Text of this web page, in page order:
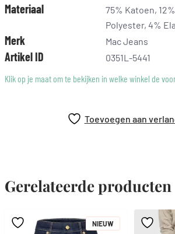
DREAM wonder light denim
hoogelastisch denim met modal
zeer lichte kwaliteit
bijzonder zachte touch
figuurvormend shaping-effect
uitstekende vormvaste rek
hoog draagcomfort
Materiaal
75% Katoen,
Polyester, 4%
Merk Mac Jeans
Artikel ID
0351L-5441
Klik op je maat om te bekijken in welke winkel de
Toevoegen aan
Gerelateerde producten
NIEUW